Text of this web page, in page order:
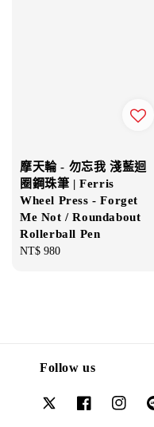
摩天輪 - 勿忘我 淺藍迴
圈鋼珠筆 | Ferris
Wheel Press - Forget
Me Not / Roundabout
Rollerball Pen
Regular
NT$ 980
Follow us